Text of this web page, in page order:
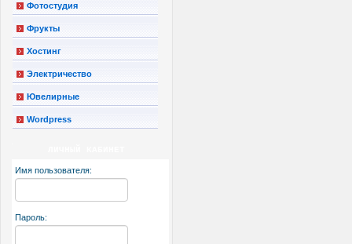
Фотостудия
Фрукты
Хостинг
Электричество
Ювелирные
Wordpress
Имя пользователя:
Пароль: